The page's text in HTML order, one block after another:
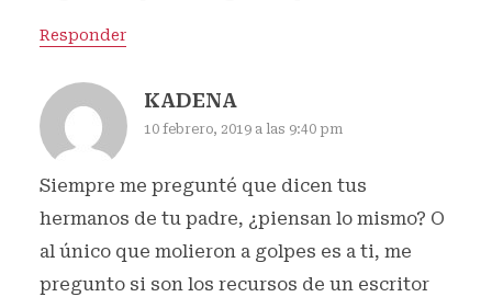
Responder
KADENA
10 febrero, 2019 a las 9:40 pm
Siempre me pregunté que dicen tus
hermanos de tu padre, ¿piensan lo mismo? O
al único que molieron a golpes es a ti, me
pregunto si son los recursos de un escritor